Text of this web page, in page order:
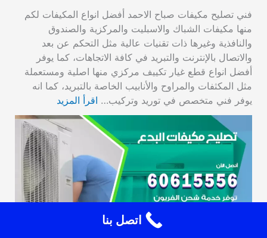
فني تصليح مكيفات صباح الاحمد أفضل انواع المكيفات لكم
منها مكيفات الشباك والاسبليت والمركزية والصندوق
والنافذية وغيرها ذات تقنيات عالية مثل التحكم عن بعد
والاتصال بالإنترنت والتبريد في كافة الاتجاهات، كما يوفر
أفضل انواع قطع غيار تكييف مركزي منها اصلية ومستعملة
مثل المكثفات والمراوح والأنابيب الخاصة بالتبريد، كما انه
يوفر فني متخصص في توريد وتركيب… اقرأ المزيد
اتصل بنا